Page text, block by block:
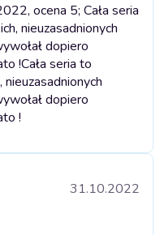
ocena 5; Cała seria
nieuzasadnionych
dopiero
!Cała seria to
dopiero
!
31.10.2022